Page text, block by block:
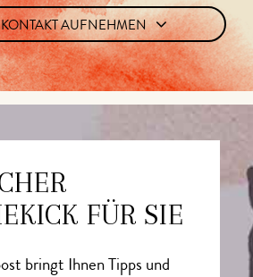
AUFNEHMEN
FÜR SIE
bringt Ihnen Tipps und